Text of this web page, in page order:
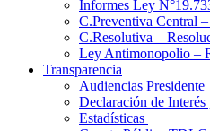
Informes Ley
C.Preventiva Central
C.Resolutiva –
Ley Antimonopolio –
Transparencia
Audiencias Presidente
Declaración de
Estadísticas